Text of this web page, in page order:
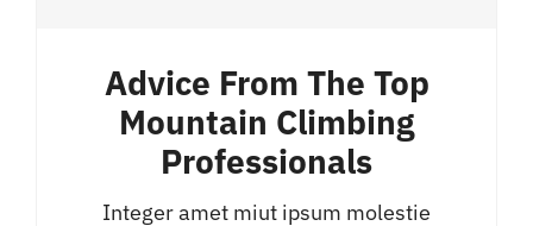
Advice From The Top
Mountain Climbing
Professionals
Integer amet miut ipsum molestie